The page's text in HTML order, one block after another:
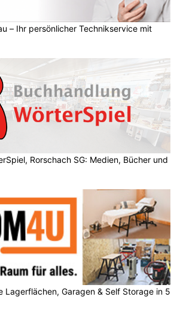
– Ihr persönlicher Technikservice mit
Rorschach SG: Medien, Bücher und
Lagerflächen, Garagen & Self Storage in 5